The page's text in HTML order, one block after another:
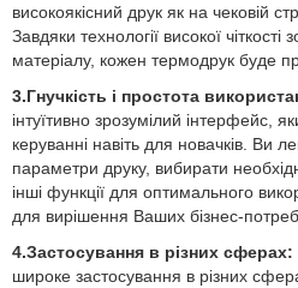
високоякісний друк як на чековій
Завдяки технології високої
матеріалу, кожен термодрук буде
3.Гнучкість і простота
інтуїтивно зрозумілий інтерфейс,
керуванні навіть для новачків. Ви
параметри друку, вибирати
інші функції для оптимального
для вирішення Ваших бізнес-
4.Застосування в різних сферах:
широке застосування в різних